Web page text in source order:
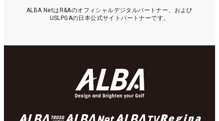
ALBA NetはR&Aのオフィシャルデジタルパートナー、および
USLPGAの日本公式サイトパートナーです。